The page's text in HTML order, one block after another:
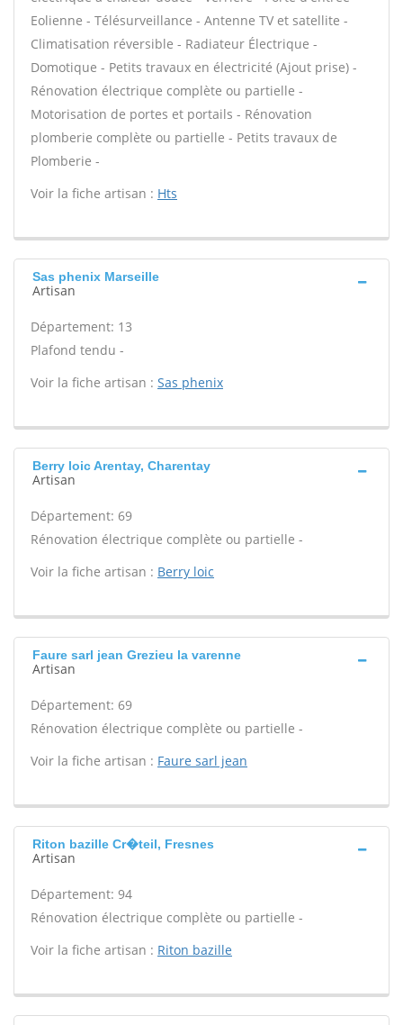
Eolienne - Télésurveillance - Antenne TV et satellite -
Climatisation réversible - Radiateur Électrique -
Domotique - Petits travaux en électricité (Ajout prise) -
Rénovation électrique complète ou partielle -
Motorisation de portes et portails - Rénovation
plomberie complète ou partielle - Petits travaux de
Plomberie -
Voir la fiche artisan : Hts
Sas phenix Marseille
Artisan
Département: 13
Plafond tendu -
Voir la fiche artisan : Sas phenix
Berry loic Arentay, Charentay
Artisan
Département: 69
Rénovation électrique complète ou partielle -
Voir la fiche artisan : Berry loic
Faure sarl jean Grezieu la varenne
Artisan
Département: 69
Rénovation électrique complète ou partielle -
Voir la fiche artisan : Faure sarl jean
Riton bazille Cr�teil, Fresnes
Artisan
Département: 94
Rénovation électrique complète ou partielle -
Voir la fiche artisan : Riton bazille